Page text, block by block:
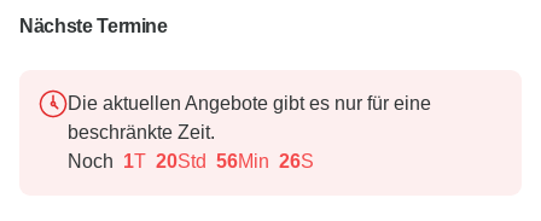
Nächste Termine
Die aktuellen Angebote gibt es nur für eine
beschränkte Zeit.
Noch 1T 20Std 56Min 25S